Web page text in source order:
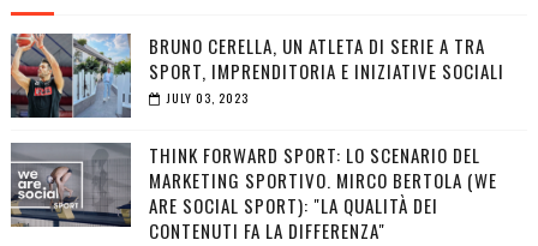
BRUNO CERELLA, UN ATLETA DI SERIE A TRA
SPORT, IMPRENDITORIA E INIZIATIVE SOCIALI
JULY 03, 2023
THINK FORWARD SPORT: LO SCENARIO DEL
MARKETING SPORTIVO. MIRCO BERTOLA (WE
ARE SOCIAL SPORT): "LA QUALITÀ DEI
CONTENUTI FA LA DIFFERENZA"